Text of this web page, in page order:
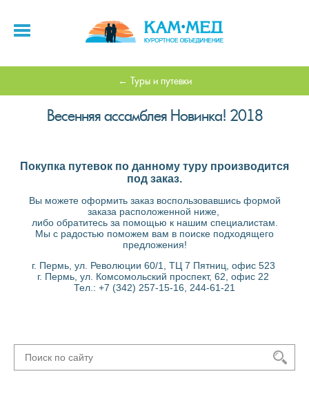
Туры и путевки
Весенняя ассамблея Новинка! 2018
Покупка путевок по данному туру производится
под заказ.
Вы можете оформить заказ воспользовавшись формой
заказа расположенной ниже,
либо обратитесь за помощью к нашим специалистам.
Мы с радостью поможем вам в поиске подходящего
предложения!
г. Пермь, ул. Революции 60/1, ТЦ 7 Пятниц, офис 523
г. Пермь, ул. Комсомольский проспект, 62, офис 22
Тел.: +7 (342) 257-15-16, 244-61-21